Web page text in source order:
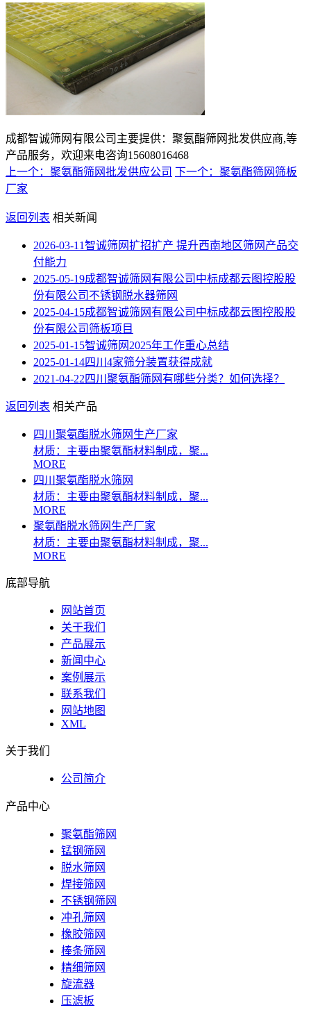
成都智诚筛网有限公司主要提供：聚氨酯筛网批发供应商,等
产品服务，欢迎来电咨询15608016468
上一个：聚氨酯筛网批发供应公司 下一个：聚氨酯筛网筛板
厂家
返回列表 相关新闻
2026-03-11智诚筛网扩招扩产 提升西南地区筛网产品交
付能力
2025-05-19成都智诚筛网有限公司中标成都云图控股股
份有限公司不锈钢脱水器筛网
2025-04-15成都智诚筛网有限公司中标成都云图控股股
份有限公司筛板项目
2025-01-15智诚筛网2025年工作重心总结
2025-01-14四川4家筛分装置获得成就
2021-04-22四川聚氨酯筛网有哪些分类？如何选择？
返回列表 相关产品
四川聚氨酯脱水筛网生产厂家
材质：主要由聚氨酯材料制成，聚...
MORE
四川聚氨酯脱水筛网
材质：主要由聚氨酯材料制成，聚...
MORE
聚氨酯脱水筛网生产厂家
材质：主要由聚氨酯材料制成，聚...
MORE
底部导航
网站首页
关于我们
产品展示
新闻中心
案例展示
联系我们
网站地图
XML
关于我们
公司简介
产品中心
聚氨酯筛网
锰钢筛网
脱水筛网
焊接筛网
不锈钢筛网
冲孔筛网
橡胶筛网
棒条筛网
精细筛网
旋流器
压滤板